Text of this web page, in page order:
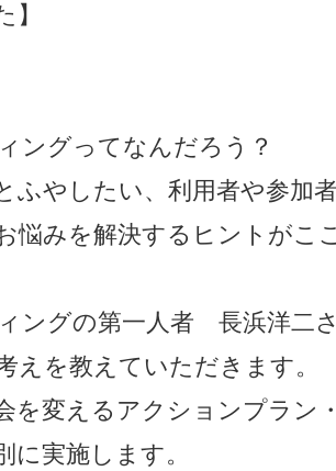
】
ングってなんだろう？
ふやしたい、利用者や参加
悩みを解決するヒントがこ
ングの第一人者 長浜洋二
えを教えていただきます。
を変えるアクションプラン
に実施します。